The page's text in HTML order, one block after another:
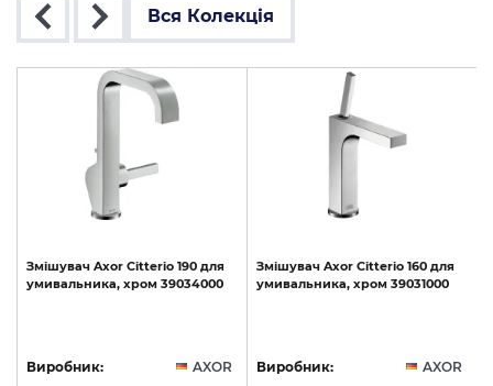
Вся Колекція
Змішувач Axor Citterio 190 для
умивальника, хром 39034000
Виробник: AXOR
Змішувач Axor Citterio 160 для
умивальника, хром 39031000
Виробник: AXOR